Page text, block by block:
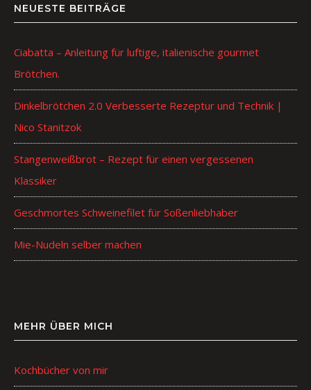
NEUESTE BEITRÄGE
Ciabatta – Anleitung für luftige, italienische gourmet
Brötchen.
Dinkelbrötchen 2.0 Verbesserte Rezeptur und Technik |
Nico Stanitzok
Stangenweißbrot – Rezept für einen vergessenen
Klassiker
Geschmortes Schweinefilet für Soßenliebhaber
Mie-Nudeln selber machen
MEHR ÜBER MICH
Kochbücher von mir